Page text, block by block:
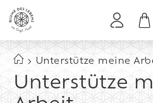
Unterstütze meine
Unterstütze